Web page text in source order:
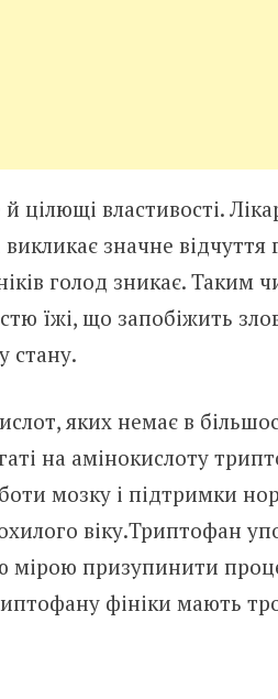
цілющі властивості.
значне відчуття
голод зникає. Таким
їжі, що запобіжить
стану.
яких немає в
на амінокислоту
мозку і підтримки
віку.Триптофан
мірою призупинити
фініки мають